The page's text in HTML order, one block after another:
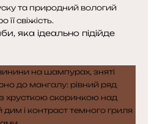
яка ідеально підійде